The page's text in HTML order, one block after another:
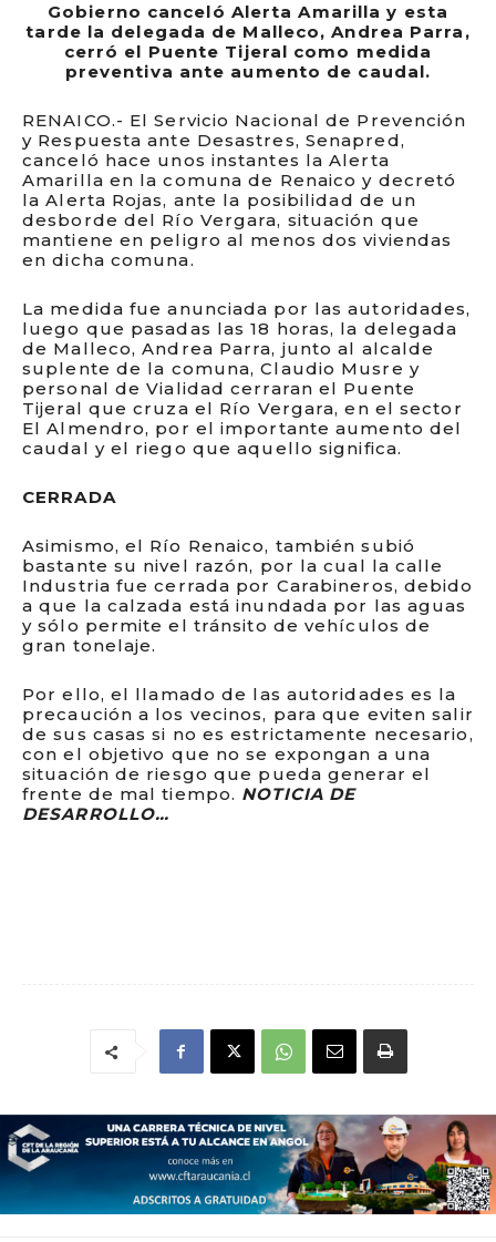
Gobierno canceló Alerta Amarilla y esta
tarde la delegada de Malleco, Andrea Parra,
cerró el Puente Tijeral como medida
preventiva ante aumento de caudal.
RENAICO.- El Servicio Nacional de Prevención
y Respuesta ante Desastres, Senapred,
canceló hace unos instantes la Alerta
Amarilla en la comuna de Renaico y decretó
la Alerta Rojas, ante la posibilidad de un
desborde del Río Vergara, situación que
mantiene en peligro al menos dos viviendas
en dicha comuna.
La medida fue anunciada por las autoridades,
luego que pasadas las 18 horas, la delegada
de Malleco, Andrea Parra, junto al alcalde
suplente de la comuna, Claudio Musre y
personal de Vialidad cerraran el Puente
Tijeral que cruza el Río Vergara, en el sector
El Almendro, por el importante aumento del
caudal y el riego que aquello significa.
CERRADA
Asimismo, el Río Renaico, también subió
bastante su nivel razón, por la cual la calle
Industria fue cerrada por Carabineros, debido
a que la calzada está inundada por las aguas
y sólo permite el tránsito de vehículos de
gran tonelaje.
Por ello, el llamado de las autoridades es la
precaución a los vecinos, para que eviten salir
de sus casas si no es estrictamente necesario,
con el objetivo que no se expongan a una
situación de riesgo que pueda generar el
frente de mal tiempo. NOTICIA DE
DESARROLLO…